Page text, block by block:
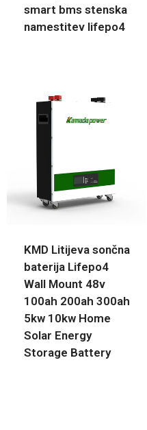
smart bms stenska
namestitev lifepo4
KMD Litijeva sončna
baterija Lifepo4
Wall Mount 48v
100ah 200ah 300ah
5kw 10kw Home
Solar Energy
Storage Battery